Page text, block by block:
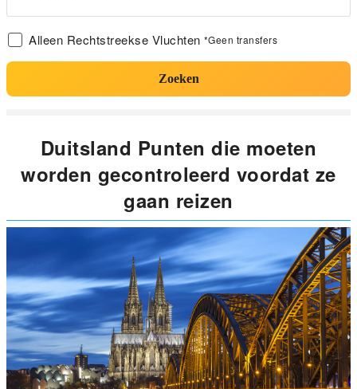
Alleen Rechtstreekse Vluchten *Geen transfers
Zoeken
Duitsland Punten die moeten
worden gecontroleerd voordat ze
gaan reizen